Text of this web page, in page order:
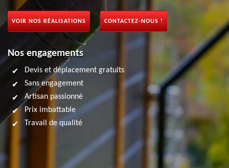
VOIR NOS RÉALISATIONS CONTACTEZ-NOUS !
Nos engagements
Devis et déplacement gratuits
Sans engagement
Artisan passionné
Prix imbattable
Travail de qualité